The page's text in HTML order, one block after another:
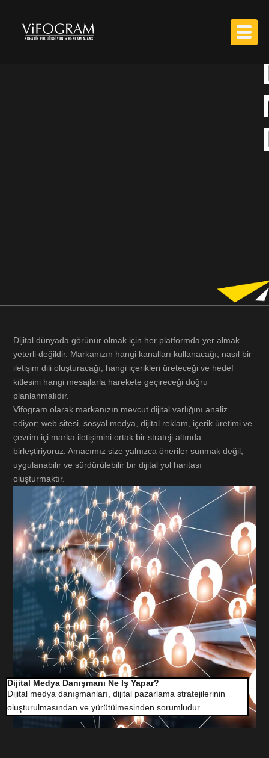
Dijital dünyada görünür olmak için her platformda yer almak
yeterli değildir. Markanızın hangi kanalları kullanacağı, nasıl bir
iletişim dili oluşturacağı, hangi içerikleri üreteceği ve hedef
kitlesini hangi mesajlarla harekete geçireceği doğru
planlanmalıdır.
Vifogram olarak markanızın mevcut dijital varlığını analiz
ediyor; web sitesi, sosyal medya, dijital reklam, içerik üretimi ve
çevrim içi marka iletişimini ortak bir strateji altında
birleştiriyoruz. Amacımız size yalnızca öneriler sunmak değil,
uygulanabilir ve sürdürülebilir bir dijital yol haritası
oluşturmaktır.
Dijital Medya Danışmanı Ne İş Yapar?
Dijital medya danışmanları, dijital pazarlama stratejilerinin
oluşturulmasından ve yürütülmesinden sorumludur.